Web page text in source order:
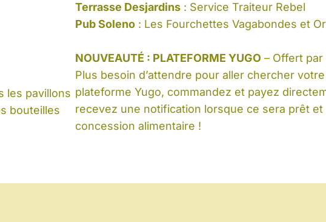
les pavillons
bouteilles
Terrasse Desjardins : Service Traiteur Rebel
Pub Soleno : Les Fourchettes Vagabondes et
NOUVEAUTÉ : PLATEFORME YUGO – Offert
Plus besoin d’attendre pour aller chercher
plateforme Yugo, commandez et payez
recevez une notification lorsque ce sera prêt
concession alimentaire !